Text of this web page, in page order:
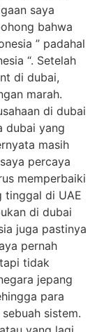
saya
bahwa
” padahal
“. Setelah
di dubai,
marah.
di dubai
dubai yang
masih
percaya
memperbaiki
tinggal di UAE
di dubai
juga pastinya
pernah
tidak
jepang
para
sistem.